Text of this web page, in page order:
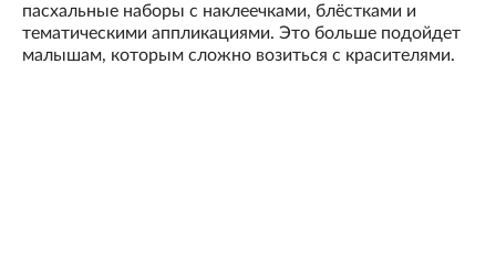
пасхальные наборы с наклеечками, блёстками и
тематическими аппликациями. Это больше подойдет
малышам, которым сложно возиться с красителями.